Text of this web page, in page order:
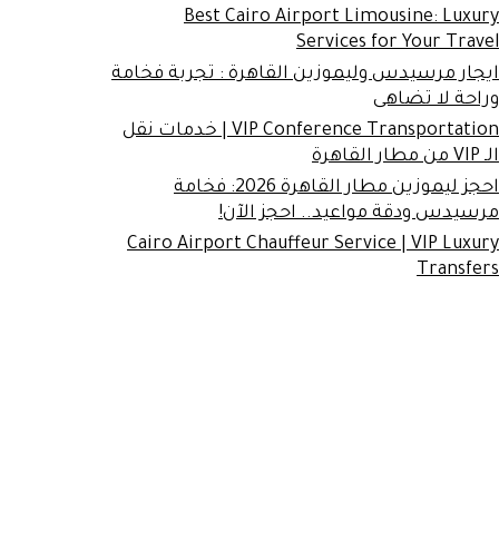
Best Cairo Airport Limousine: Luxury
Services for Your Travel
ايجار مرسيدس وليموزين القاهرة : تجربة فخامة
وراحة لا تضاهى
VIP Conference Transportation | خدمات نقل
الـ VIP من مطار القاهرة
احجز ليموزين مطار القاهرة 2026: فخامة
مرسيدس ودقة مواعيد.. احجز الآن!
Cairo Airport Chauffeur Service | VIP Luxury
Transfers